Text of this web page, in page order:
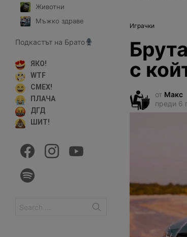
Играчки
с
от Макс
преди 6
Животни
Мъжко здраве
Подкастът на Брато
ЯКО!
WTF
СМЕХ!
ПЛАЧА
ДГД
ШИТ!
for: